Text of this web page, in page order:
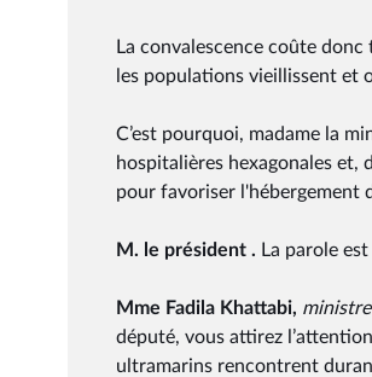
La convalescence coûte
les populations vieillissent et
C’est pourquoi, madame la
hospitalières hexagonales et,
pour favoriser l'hébergement
M. le président . La parole
Mme Fadila Khattabi, ministre
député, vous attirez
ultramarins rencontrent